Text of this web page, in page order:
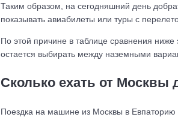
Таким образом, на сегодняшний день
показывать авиабилеты или туры с
По этой причине в таблице сравнения
остается выбирать между наземными
Сколько ехать от Москвы
Поездка на машине из Москвы в Евпаторию